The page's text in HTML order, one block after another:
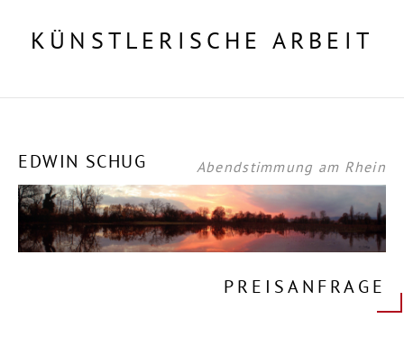
KÜNSTLERISCHE ARBEIT
EDWIN SCHUG Abendstimmung am Rhein
PREISANFRAGE